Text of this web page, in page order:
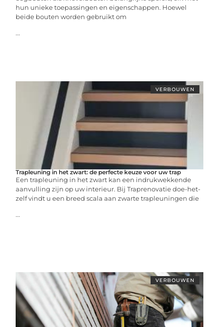
hun unieke toepassingen en eigenschappen. Hoewel
beide bouten worden gebruikt om
...
VERBOUWEN
Trapleuning in het zwart: de perfecte keuze voor uw trap
Een trapleuning in het zwart kan een indrukwekkende
aanvulling zijn op uw interieur. Bij Traprenovatie doe-het-
zelf vindt u een breed scala aan zwarte trapleuningen die
...
VERBOUWEN